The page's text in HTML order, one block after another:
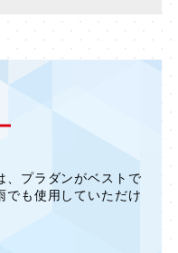
、プラダンがベストで
でも使用していただけ